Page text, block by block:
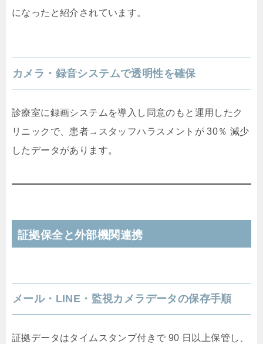
になったと紹介されています。
カメラ・録音システムで透明性を確保
診療室に録画システムを導入し同意のもと運用したク
リニックで、患者→スタッフハラスメントが 30％ 減少
したデータがあります。
証拠保全と外部機関連携
メール・LINE・監視カメラデータの保存手順
証拠データはタイムスタンプ付きで 90 日以上保管し、